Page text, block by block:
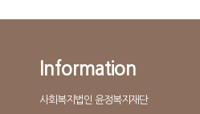
Information
사회복지법인 윤정복지재단